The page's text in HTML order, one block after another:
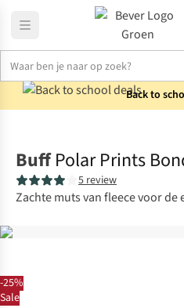
Back to
-25%
Sale
Buff Polar Prints
5 review
Zachte muts van fleece voor de